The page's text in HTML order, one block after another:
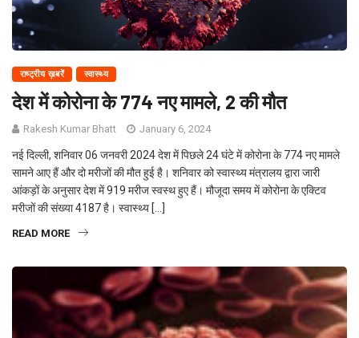
राष्ट्रीय ख़बरें स्वास्थ्य
देश में कोरोना के 774 नए मामले, 2 की मौत
Rakesh Kumar Bhatt January 6, 2024
नई दिल्ली, शनिवार 06 जनवरी 2024 देश में पिछले 24 घंटे में कोरोना के 774 नए मामले
सामने आए हैं और दो मरीजों की मौत हुई है। शनिवार को स्वास्थ्य मंत्रालय द्वारा जारी
आंकड़ों के अनुसार देश में 919 मरीज स्वस्थ हुए हैं। मौजूदा समय में कोरोना के एक्टिव
मरीजों की संख्या 4187 है। स्वास्थ्य […]
READ MORE